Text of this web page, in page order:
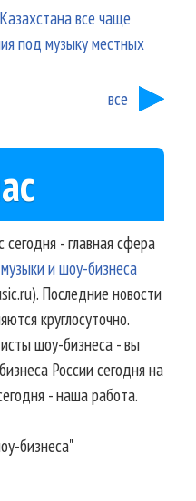
все чаще
под музыку местных
все
- главная сфера
и шоу-бизнеса
Последние новости
круглосуточно.
шоу-бизнеса - вы
России сегодня на
- наша работа.
бизнеса"